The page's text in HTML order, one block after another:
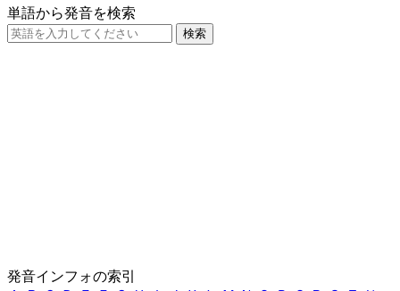
単語から発音を検索
発音インフォの索引